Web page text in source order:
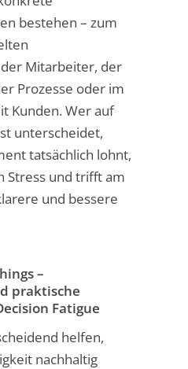
bestehen – zum
Mitarbeiter, der
Prozesse oder im
Kunden. Wer auf
unterscheidet,
tatsächlich lohnt,
Stress und trifft am
und bessere
–
praktische
Fatigue
helfen,
nachhaltig